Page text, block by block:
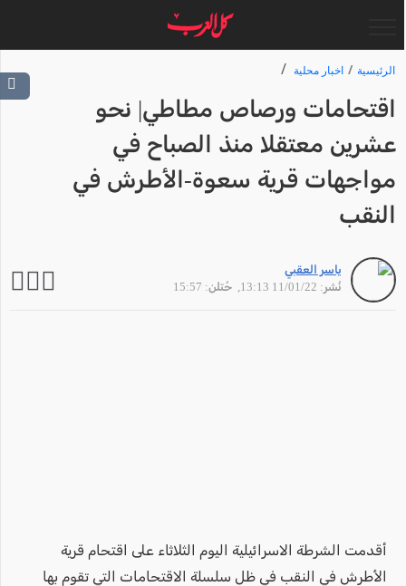
الرئيسية اخبار محلية
اقتحامات ورصاص مطاطي| نحو
عشرين معتقلا منذ الصباح في
مواجهات قرية سعوة-الأطرش في
النقب
ياسر العقبي
نُشر: 11/01/22 13:13
, حُتلن: 15:57
أقدمت الشرطة الاسرائيلية اليوم الثلاثاء على اقتحام قرية
الأطرش في النقب في ظل سلسلة الاقتحامات التي تقوم بها